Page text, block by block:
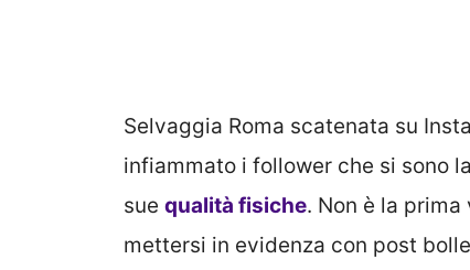
Selvaggia Roma scatenata su
infiammato i follower che si sono
sue qualità fisiche. Non è la prima
mettersi in evidenza con post